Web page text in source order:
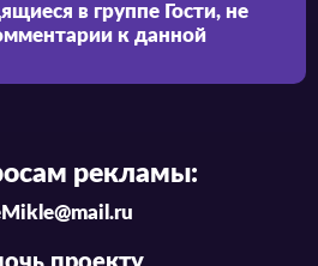
в группе Гости, не
к данной
рекламы: